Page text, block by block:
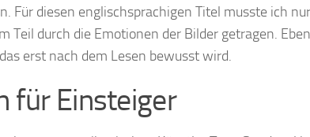
Für diesen englischsprachigen Titel musste ich
Teil durch die Emotionen der Bilder getragen.
erst nach dem Lesen bewusst wird.
für Einsteiger